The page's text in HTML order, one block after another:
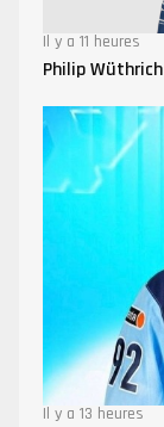
Il y a 11 heures
Philip
Il y a 13 heures